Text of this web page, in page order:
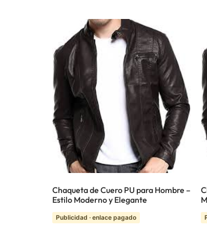
Chaqueta de Cuero PU para Hombre –
Estilo Moderno y Elegante
Publicidad · enlace pagado